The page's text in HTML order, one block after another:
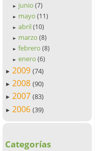
► junio (7)
► mayo (11)
► abril (10)
► marzo (8)
► febrero (8)
► enero (6)
► 2009 (74)
► 2008 (90)
► 2007 (83)
► 2006 (39)
Categorías